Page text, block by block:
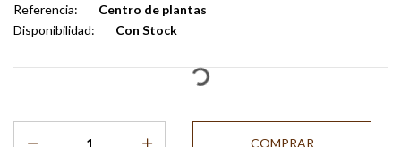
Referencia:
Centro de plantas
Disponibilidad:
Con Stock